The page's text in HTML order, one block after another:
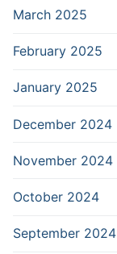
March 2025
February 2025
January 2025
December 2024
November 2024
October 2024
September 2024